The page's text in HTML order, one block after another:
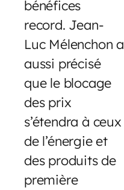
bénéfices
record. Jean-
Luc Mélenchon a
aussi précisé
que le blocage
des prix
s’étendra à ceux
de l’énergie et
des produits de
première